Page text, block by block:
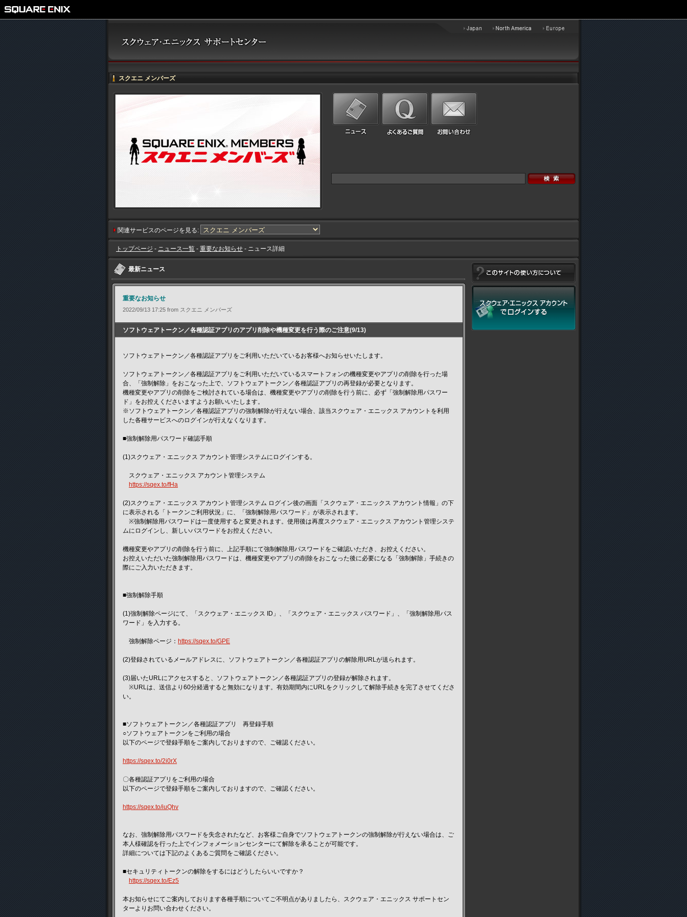
スクエニ メンバーズ
関連サービスのページを見る:
トップページ - ニュース一覧 - 重要なお知らせ - ニュース詳細
最新ニュース
重要なお知らせ
2022/09/13 17:25 from スクエニ メンバーズ
ソフトウェアトークン／各種認証アプリのアプリ削除や機種変更を行う際のご注意(9/13)
ソフトウェアトークン／各種認証アプリをご利用いただいているお客様へお知らせいたします。
ソフトウェアトークン／各種認証アプリをご利用いただいているスマートフォンの機種変更やアプリの削除を行った場
合、「強制解除」をおこなった上で、ソフトウェアトークン／各種認証アプリの再登録が必要となります。
機種変更やアプリの削除をご検討されている場合は、機種変更やアプリの削除を行う前に、必ず「強制解除用パスワー
ド」をお控えくださいますようお願いいたします。
※ソフトウェアトークン／各種認証アプリの強制解除が行えない場合、該当スクウェア・エニックス アカウントを利用
した各種サービスへのログインが行えなくなります。
■強制解除用パスワード確認手順
(1)スクウェア・エニックス アカウント管理システムにログインする。
スクウェア・エニックス アカウント管理システム
https://sqex.to/fHa
(2)スクウェア・エニックス アカウント管理システム ログイン後の画面「スクウェア・エニックス アカウント情報」の下
に表示される「トークンご利用状況」に、「強制解除用パスワード」が表示されます。
※強制解除用パスワードは一度使用すると変更されます。使用後は再度スクウェア・エニックス アカウント管理システ
ムにログインし、新しいパスワードをお控えください。
機種変更やアプリの削除を行う前に、上記手順にて強制解除用パスワードをご確認いただき、お控えください。
お控えいただいた強制解除用パスワードは、機種変更やアプリの削除をおこなった後に必要になる「強制解除」手続きの
際にご入力いただきます。
■強制解除手順
(1)強制解除ページにて、「スクウェア・エニックス ID」、「スクウェア・エニックス パスワード」、「強制解除用パス
ワード」を入力する。
強制解除ページ： https://sqex.to/GPE
(2)登録されているメールアドレスに、ソフトウェアトークン／各種認証アプリの解除用URLが送られます。
(3)届いたURLにアクセスすると、ソフトウェアトークン／各種認証アプリの登録が解除されます。
※URLは、送信より60分経過すると無効になります。有効期間内にURLをクリックして解除手続きを完了させてくださ
い。
■ソフトウェアトークン／各種認証アプリ 再登録手順
○ソフトウェアトークンをご利用の場合
以下のページで登録手順をご案内しておりますので、ご確認ください。
https://sqex.to/2i0rX
〇各種認証アプリをご利用の場合
以下のページで登録手順をご案内しておりますので、ご確認ください。
https://sqex.to/iuQhv
なお、強制解除用パスワードを失念されたなど、お客様ご自身でソフトウェアトークンの強制解除が行えない場合は、ご
本人様確認を行った上でインフォメーションセンターにて解除を承ることが可能です。
詳細については下記のよくあるご質問をご確認ください。
■セキュリティトークンの解除をするにはどうしたらいいですか？
https://sqex.to/Ez5
本お知らせにてご案内しております各種手順についてご不明点がありましたら、スクウェア・エニックス サポートセン
ターよりお問い合わせください。